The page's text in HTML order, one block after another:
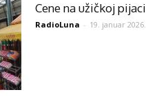
Cene na užičkoj pijaci
RadioLuna - 19. januar 2026.